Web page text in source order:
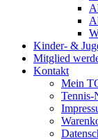
Kinder- &
Mitglied
Kontakt
Mein
Tennis-